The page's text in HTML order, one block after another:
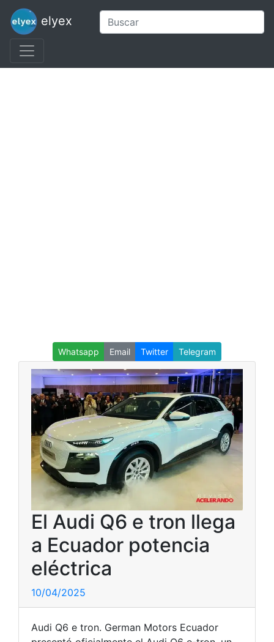
elyex
Whatsapp Email Twitter Telegram
El Audi Q6 e tron llega
a Ecuador potencia
eléctrica
10/04/2025
Audi Q6 e tron. German Motors Ecuador